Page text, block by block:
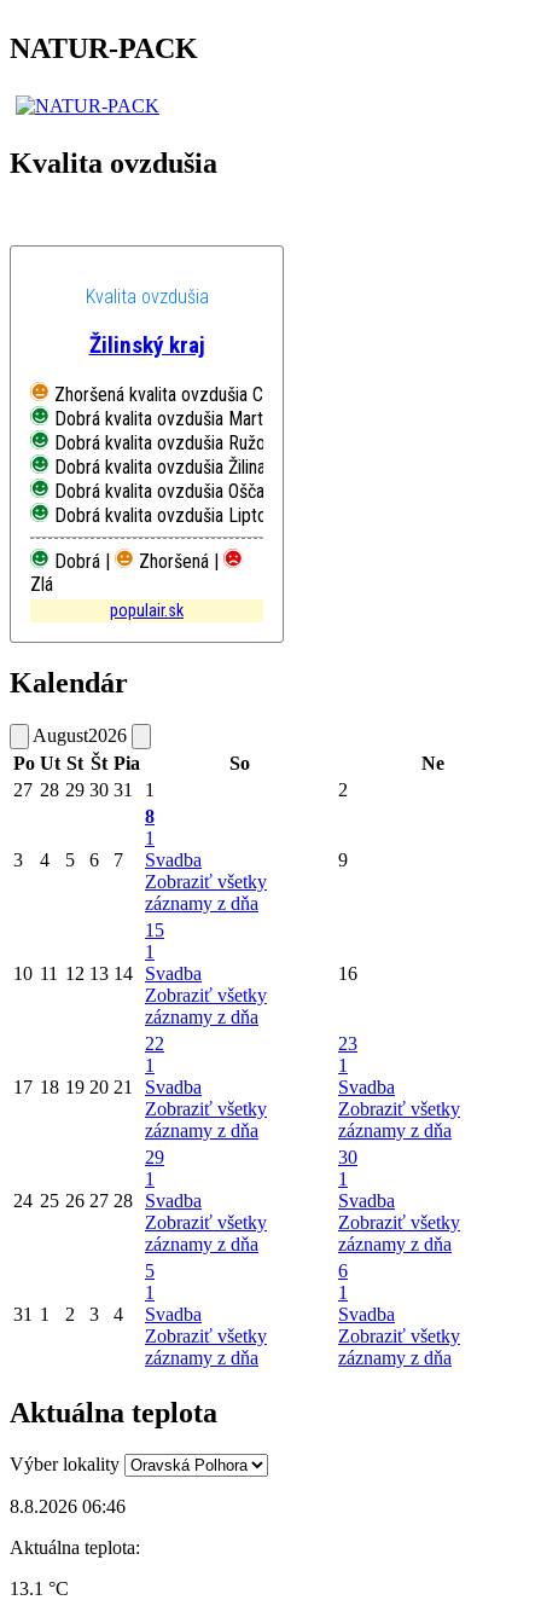
NATUR-PACK
Kvalita ovzdušia
Kvalita ovzdušia
Žilinský kraj
Zhoršená kvalita ovzdušia Chopok, EMEP
Dobrá kvalita ovzdušia Martin, Jesenského
Dobrá kvalita ovzdušia Ružomberok, Riadok
Dobrá kvalita ovzdušia Žilina, Obežná
Dobrá kvalita ovzdušia Oščadnica
Dobrá kvalita ovzdušia Liptovský Mikuláš, Školská
Dobrá |
Zhoršená |
Zlá
populair.sk
Kalendár
August2026
Po Ut St Št Pia So
Ne
27 28 29 30 31 1 2
3 4 5 6 7
8
1
Svadba
Zobraziť všetky
záznamy z dňa
9
10 11 12 13 14
15
1
Svadba
Zobraziť všetky
záznamy z dňa
16
17 18 19 20 21
22
1
Svadba
Zobraziť všetky
záznamy z dňa
23
1
Svadba
Zobraziť všetky
záznamy z dňa
24 25 26 27 28
29
1
Svadba
Zobraziť všetky
záznamy z dňa
30
1
Svadba
Zobraziť všetky
záznamy z dňa
31 1 2 3 4
5
1
Svadba
Zobraziť všetky
záznamy z dňa
6
1
Svadba
Zobraziť všetky
záznamy z dňa
Aktuálna teplota
Výber lokality
8.8.2026 06:46
Aktuálna teplota:
13.1 °C